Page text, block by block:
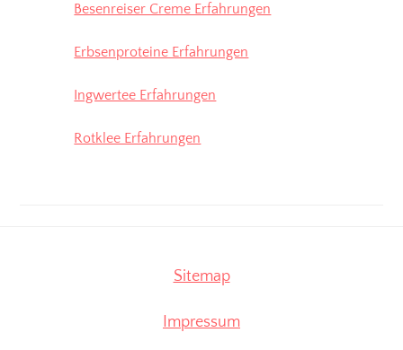
Besenreiser Creme Erfahrungen
Erbsenproteine Erfahrungen
Ingwertee Erfahrungen
Rotklee Erfahrungen
Sitemap
Impressum